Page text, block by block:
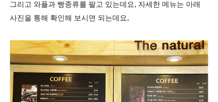
그리고 와플과 빵종류를 팔고 있는데요, 자세한 메뉴는 아래
사진을 통해 확인해 보시면 되는데요,